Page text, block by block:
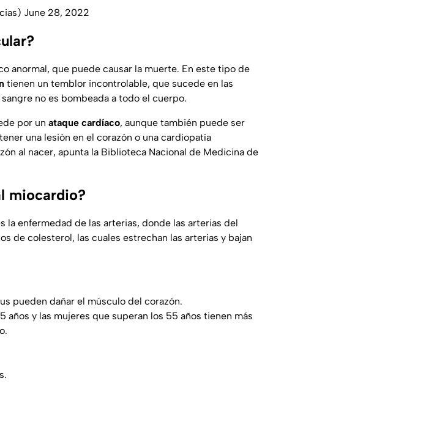
June 28, 2022
anormal, que puede causar la muerte. En este tipo de
tienen un temblor incontrolable, que sucede en las
no es bombeada a todo el cuerpo.
por un ataque cardíaco, aunque también puede ser
una lesión en el corazón o una cardiopatía
al nacer, apunta la Biblioteca Nacional de Medicina de
miocardio?
la enfermedad de las arterias, donde las arterias del
de colesterol, las cuales estrechan las arterias y bajan
pueden dañar el músculo del corazón.
años y las mujeres que superan los 55 años tienen más